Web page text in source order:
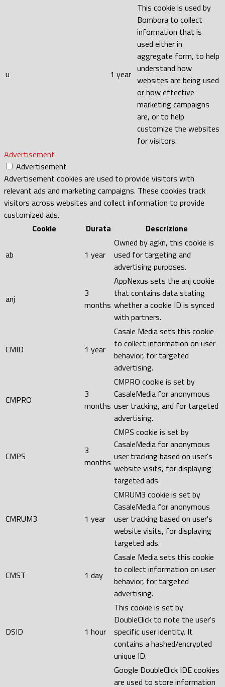
u 1 year
This cookie is used by
Bombora to collect
information that is
used either in
aggregate form, to help
understand how
websites are being used
or how effective
marketing campaigns
are, or to help
customize the websites
for visitors.
Advertisement
Advertisement
Advertisement cookies are used to provide visitors with
relevant ads and marketing campaigns. These cookies track
visitors across websites and collect information to provide
customized ads.
Cookie
Durata Descrizione
ab 1 year
Owned by agkn, this cookie is
used for targeting and
advertising purposes.
anj
3
months
AppNexus sets the anj cookie
that contains data stating
whether a cookie ID is synced
with partners.
CMID 1 year
Casale Media sets this cookie
to collect information on user
behavior, for targeted
advertising.
CMPRO
3
months
CMPRO cookie is set by
CasaleMedia for anonymous
user tracking, and for targeted
advertising.
CMPS
3
months
CMPS cookie is set by
CasaleMedia for anonymous
user tracking based on user's
website visits, for displaying
targeted ads.
CMRUM3 1 year
CMRUM3 cookie is set by
CasaleMedia for anonymous
user tracking based on user's
website visits, for displaying
targeted ads.
CMST 1 day
Casale Media sets this cookie
to collect information on user
behavior, for targeted
advertising.
DSID 1 hour
This cookie is set by
DoubleClick to note the user's
specific user identity. It
contains a hashed/encrypted
unique ID.
Google DoubleClick IDE cookies
are used to store information